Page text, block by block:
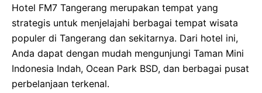
Hotel FM7 Tangerang merupakan tempat yang
strategis untuk menjelajahi berbagai tempat wisata
populer di Tangerang dan sekitarnya. Dari hotel ini,
Anda dapat dengan mudah mengunjungi Taman Mini
Indonesia Indah, Ocean Park BSD, dan berbagai pusat
perbelanjaan terkenal.